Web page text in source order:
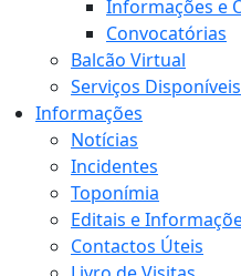
Informações e
Convocatórias
Balcão Virtual
Serviços Disponíveis
Informações
Notícias
Incidentes
Toponímia
Editais e
Contactos Úteis